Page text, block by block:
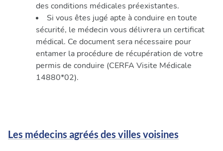
des conditions médicales préexistantes.
Si vous êtes jugé apte à conduire en toute
sécurité, le médecin vous délivrera un certificat
médical. Ce document sera nécessaire pour
entamer la procédure de récupération de votre
permis de conduire (CERFA Visite Médicale
14880*02).
Les médecins agréés des villes voisines